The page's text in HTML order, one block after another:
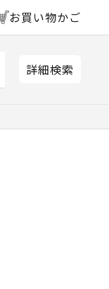
お買い物かご
詳細検索